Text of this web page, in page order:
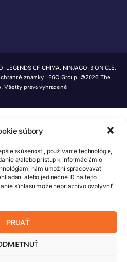
súbory
skúsenosti, používame technológie,
a/alebo prístup k informáciám o
nám umožní spracovávať
alebo jedinečné ID na tejto
súhlasu môže nepriaznivo ovplyvniť
PRIJAŤ
LEGENDS OF CHIMA, NINJAGO, BIONICLE,
známky LEGO Group. ©2026 The
Všetky práva vyhradené